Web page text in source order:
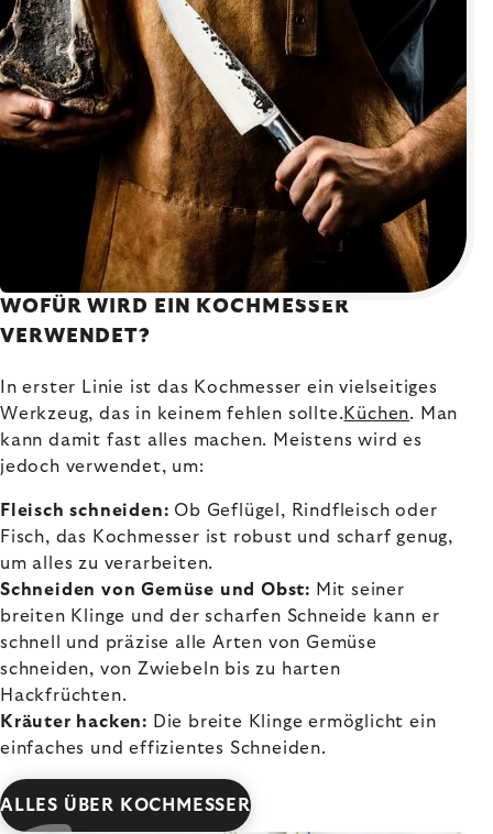
WOFÜR WIRD EIN KOCHMESSER
VERWENDET?
In erster Linie ist das Kochmesser ein vielseitiges
Werkzeug, das in keinem fehlen sollte. Küchen. Man
kann damit fast alles machen. Meistens wird es
jedoch verwendet, um:
Fleisch schneiden: Ob Geflügel, Rindfleisch oder
Fisch, das Kochmesser ist robust und scharf genug,
um alles zu verarbeiten.
Schneiden von Gemüse und Obst: Mit seiner
breiten Klinge und der scharfen Schneide kann er
schnell und präzise alle Arten von Gemüse
schneiden, von Zwiebeln bis zu harten
Hackfrüchten.
Kräuter hacken: Die breite Klinge ermöglicht ein
einfaches und effizientes Schneiden.
ALLES ÜBER KOCHMESSER